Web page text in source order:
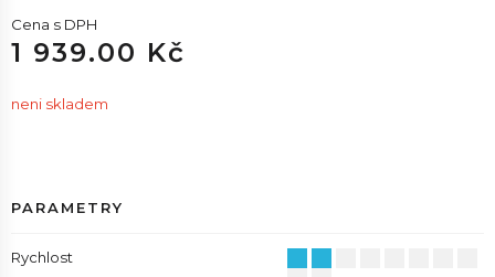
Cena s DPH
1 939.00 Kč
neni skladem
PARAMETRY
Rychlost